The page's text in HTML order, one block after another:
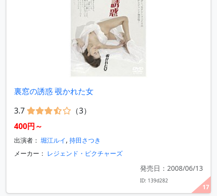
17
裏窓の誘惑 覗かれた女
3.7
（3）
400円～
出演者： 堀江ルイ, 持田さつき
メーカー： レジェンド・ピクチャーズ
発売日：2008/06/13
ID: 139d282